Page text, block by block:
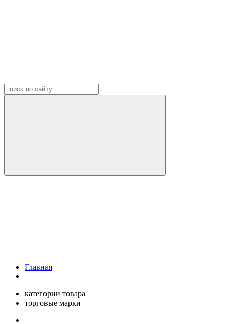
Главная
категории товара
торговые марки